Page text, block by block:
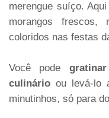
merengue suíço.
morangos frescos,
coloridos nas festas
Você pode
culinário ou levá-lo
minutinhos, só para